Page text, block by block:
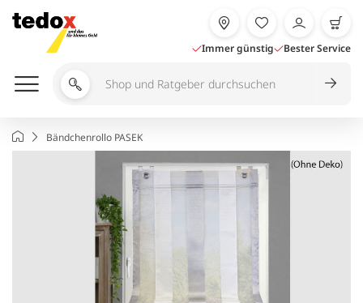
Inhalt
springen
Immer günstig Bester Service
Shop
durchsuchen
StartseiteBändchenrollo PASEK